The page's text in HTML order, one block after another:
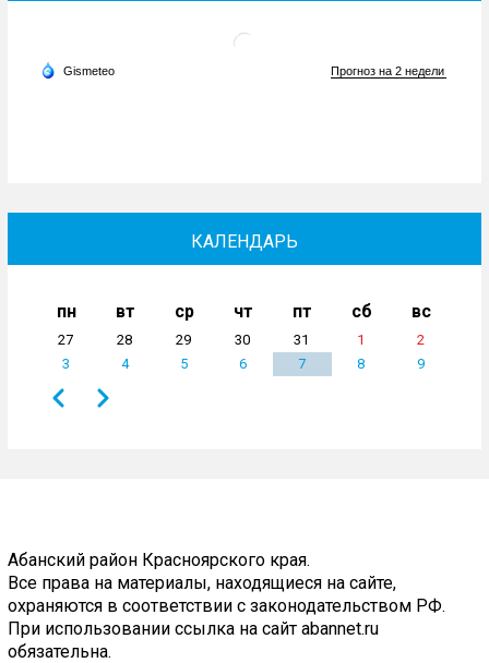
КАЛЕНДАРЬ
пн вт ср чт пт сб вс
27 28 29 30 31 1
2
3
4 5 6 7 8 9
Назад Вперёд
Абанский район Красноярского края.
Все права на материалы, находящиеся на сайте,
охраняются в соответствии с законодательством РФ.
При использовании ссылка на сайт abannet.ru
обязательна.